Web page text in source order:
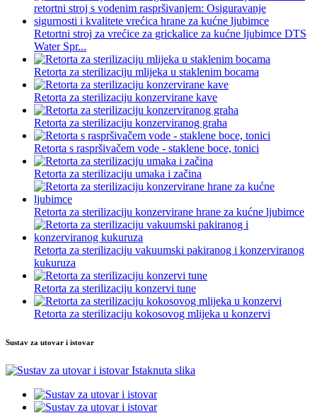
Retortni stroj za vrećice za grickalice za kućne ljubimce DTS
Water Spr...
Retorta za sterilizaciju mlijeka u staklenim bocama
Retorta za sterilizaciju konzervirane kave
Retorta za sterilizaciju konzerviranog graha
Retorta s raspršivačem vode - staklene boce, tonici
Retorta za sterilizaciju umaka i začina
Retorta za sterilizaciju konzervirane hrane za kućne ljubimce
Retorta za sterilizaciju vakuumski pakiranog i konzerviranog
kukuruza
Retorta za sterilizaciju konzervi tune
Retorta za sterilizaciju kokosovog mlijeka u konzervi
Sustav za utovar i istovar